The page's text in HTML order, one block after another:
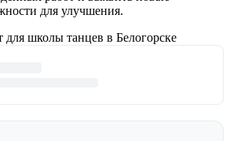
для улучшения.
школы танцев в Белогорске